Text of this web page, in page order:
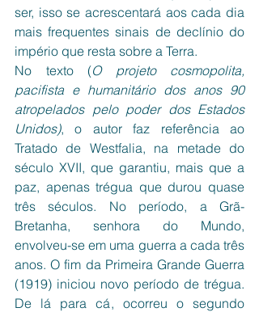
ser, isso se acrescentará aos cada dia
mais frequentes sinais de declínio do
império que resta sobre a Terra.
No texto (O projeto cosmopolita,
pacifista e humanitário dos anos 90
atropelados pelo poder dos Estados
Unidos), o autor faz referência ao
Tratado de Westfalia, na metade do
século XVII, que garantiu, mais que a
paz, apenas trégua que durou quase
três séculos. No período, a Grã-
Bretanha, senhora do Mundo,
envolveu-se em uma guerra a cada três
anos. O fim da Primeira Grande Guerra
(1919) iniciou novo período de trégua.
De lá para cá, ocorreu o segundo